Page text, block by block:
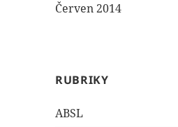
Červen 2014
RUBRIKY
ABSL